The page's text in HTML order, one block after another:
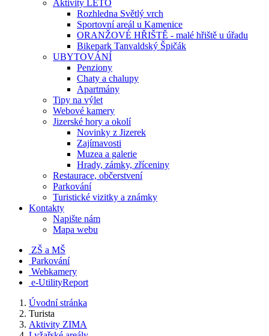
Aktivity LÉTO
Rozhledna Světlý vrch
Sportovní areál u Kamenice
ORANŽOVÉ HŘIŠTĚ - malé hřiště u úřadu
Bikepark Tanvaldský Špičák
UBYTOVÁNÍ
Penziony
Chaty a chalupy
Apartmány
Tipy na výlet
Webové kamery
Jizerské hory a okolí
Novinky z Jizerek
Zajímavosti
Muzea a galerie
Hrady, zámky, zříceniny
Restaurace, občerstvení
Parkování
Turistické vizitky a známky
Kontakty
Napište nám
Mapa webu
ZŠ a MŠ
Parkování
Webkamery
e-UtilityReport
Úvodní stránka
Turista
Aktivity ZIMA